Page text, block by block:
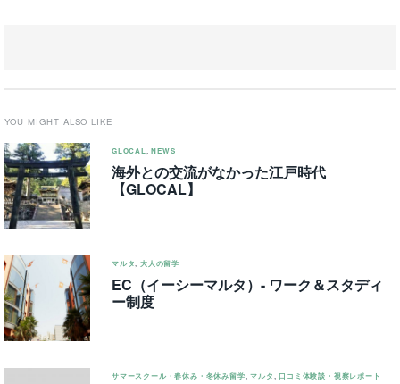
YOU MIGHT ALSO LIKE
GLOCAL ,NEWS
海外との交流がなかった江戸時代
【GLOCAL】
マルタ ,大人の留学
EC（イーシーマルタ）- ワーク＆スタディ
ー制度
サマースクール・春休み・冬休み留学 ,マルタ 口コミ体験談・視察レポート